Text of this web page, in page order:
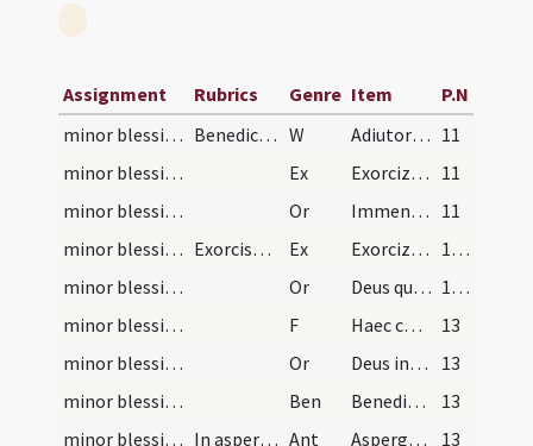
Assignment Rubrics Genre Item
P.N
minor blessing of water/1
Benedictio salis et aquae dominicis diebus. Exorc… W Adiutorium nostrum 11
minor blessing of water/1
Ex Exorcizo te creatura salis ... immundus adiuratus. 11
minor blessing of water/1
Or Immensam clementiam tuam ... spiritualis nequitiae. 11
minor blessing of water/2
Exorcismus aquae Ex Exorcizo te creatura aquae ... ut fias aqua exorcizata ... angelis suis apostaticis.
12 (2r)
minor blessing of water/2
Or Deus qui ad salutem humani generis maxima ... impugnationibus defensa.
12 (2r)
minor blessing of water
F Haec commixtio salis et aquae per virtutem individuae Trinitatis et signum sanctae Crucis salutifera efficiatur ad sanitatem animae et corporis.
13
minor blessing of water/3
Or Deus invictae virtutis auctor ... adesse dignetur.
13
minor blessing of water
Ben Benedictio Dei ... descendat super hanc creaturam salis et aquae et maneat semper.
13
minor blessing of water
In aspersione aquae benedictae antiphona Ant Asperges me 13